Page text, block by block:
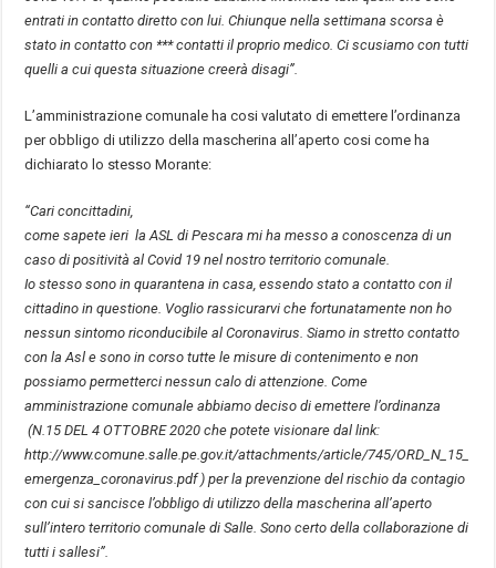
entrati in contatto diretto con lui. Chiunque nella settimana scorsa è
stato in contatto con *** contatti il proprio medico. Ci scusiamo con tutti
quelli a cui questa situazione creerà disagi”.
L’amministrazione comunale ha cosi valutato di emettere l’ordinanza
per obbligo di utilizzo della mascherina all’aperto cosi come ha
dichiarato lo stesso Morante:
“Cari concittadini,
come sapete ieri la ASL di Pescara mi ha messo a conoscenza di un
caso di positività al Covid 19 nel nostro territorio comunale.
Io stesso sono in quarantena in casa, essendo stato a contatto con il
cittadino in questione. Voglio rassicurarvi che fortunatamente non ho
nessun sintomo riconducibile al Coronavirus. Siamo in stretto contatto
con la Asl e sono in corso tutte le misure di contenimento e non
possiamo permetterci nessun calo di attenzione. Come
amministrazione comunale abbiamo deciso di emettere l’ordinanza
(N.15 DEL 4 OTTOBRE 2020 che potete visionare dal link:
http://www.comune.salle.pe.gov.it/attachments/article/745/ORD_N_15_
emergenza_coronavirus.pdf ) per la prevenzione del rischio da contagio
con cui si sancisce l’obbligo di utilizzo della mascherina all’aperto
sull’intero territorio comunale di Salle. Sono certo della collaborazione di
tutti i sallesi”.